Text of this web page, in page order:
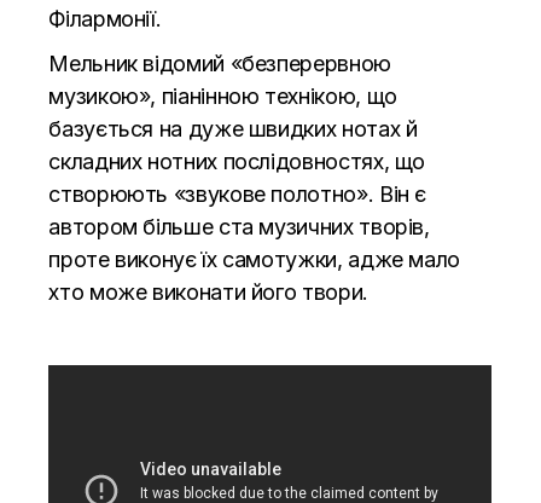
Філармонії.
Мельник відомий «безперервною
музикою», піанінною технікою, що
базується на дуже швидких нотах й
складних нотних послідовностях, що
створюють «звукове полотно». Він є
автором більше ста музичних творів,
проте виконує їх самотужки, адже мало
хто може виконати його твори.